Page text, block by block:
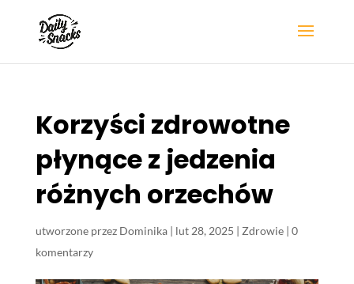
Korzyści zdrowotne
płynące z jedzenia
różnych orzechów
utworzone przez Dominika| lut 28, 2025 | Zdrowie| 0
komentarzy